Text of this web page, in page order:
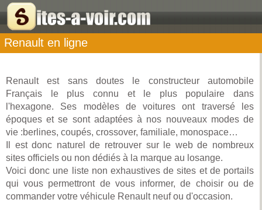
Renault en ligne
Renault est sans doutes le constructeur automobile
Français le plus connu et le plus populaire dans
l'hexagone. Ses modèles de voitures ont traversé les
époques et se sont adaptées à nos nouveaux modes de
vie :berlines, coupés, crossover, familiale, monospace…
Il est donc naturel de retrouver sur le web de nombreux
sites officiels ou non dédiés à la marque au losange.
Voici donc une liste non exhaustives de sites et de portails
qui vous permettront de vous informer, de choisir ou de
commander votre véhicule Renault neuf ou d'occasion.